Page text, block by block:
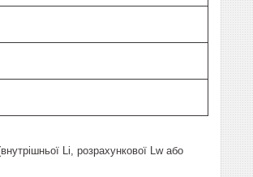
Li, розрахункової Lw або